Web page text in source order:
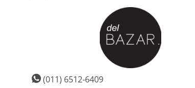
(011) 6512-6409